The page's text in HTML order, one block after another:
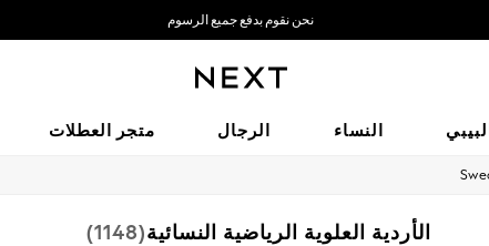
نحن نقوم بدفع جميع الرسوم
البيبي النساء الرجال متجر العطلات
الأردية العلوية الرياضية النسائية(1148)